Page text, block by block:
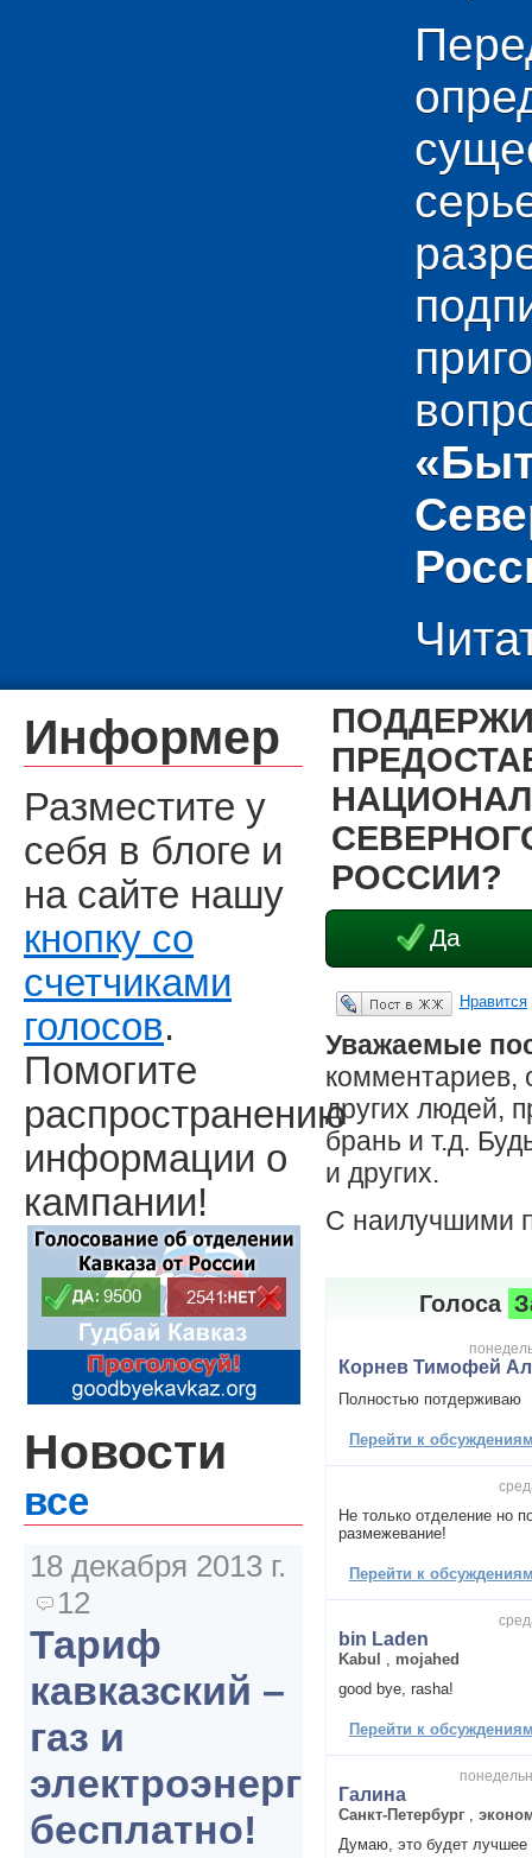
РОССИИ?
Да
Опубликовать в ЖЖ Нравится
Уважаемые
комментариев,
других людей,
брань и т.д.
и других.
С наилучшими
Голоса
Корнев Тимофей
Полностью потдерживаю
Перейти к
Не только отделение но
размежевание!
Перейти к
bin Laden
Kabul
mojahed
good bye, rasha!
Перейти к
Галина
Санкт-Петербург
Думаю, это будет лучшее
Информер
Разместите у
себя в блоге и
на сайте нашу
кнопку со
счетчиками
голосов.
Помогите
распространению
информации о
кампании!
Новости
все
18 декабря 2013 г.
12
Тариф
кавказский –
газ и
электроэнергия
бесплатно!